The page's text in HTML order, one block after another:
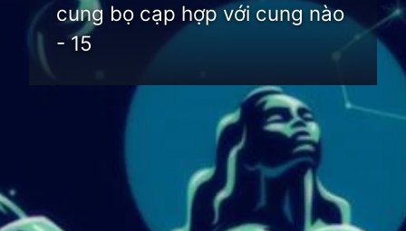
cung bọ cạp hợp với cung nào
- 15